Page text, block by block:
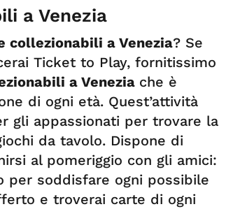
a Venezia
collezionabili a Venezia? Se
Ticket to Play, fornitissimo
a Venezia che è
di ogni età. Quest’attività
gli appassionati per trovare la
da tavolo. Dispone di
al pomeriggio con gli amici:
per soddisfare ogni possibile
e troverai carte di ogni